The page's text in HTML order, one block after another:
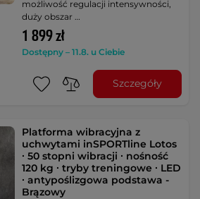
możliwość regulacji intensywności,
duży obszar …
1 899 zł
Dostępny – 11.8. u Ciebie
Szczegóły
Platforma wibracyjna z
uchwytami inSPORTline Lotos
∙ 50 stopni wibracji ∙ nośność
120 kg ∙ tryby treningowe ∙ LED
∙ antypoślizgowa podstawa -
Brązowy